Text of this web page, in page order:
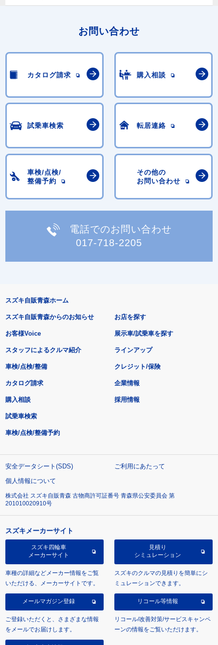
お問い合わせ
カタログ請求 購入相談
試乗車検索 転居連絡
車検/点検/
整備予約
その他の
お問い合わせ
電話でのお問い合わせ
017-718-2205
スズキ自販青森ホーム
スズキ自販青森からのお知らせ
お客様Voice
スタッフによるクルマ紹介
お店を探す
展示車/試乗車を探す
ラインアップ
車検/点検/整備 クレジット/保険
カタログ請求
購入相談
試乗車検索
車検/点検/整備予約
企業情報
採用情報
安全データシート(SDS)
ご利用にあたって
個人情報について
株式会社 スズキ自販青森 古物商許可証番号 青森県公安委員会 第
201010020910号
スズキメーカーサイト
スズキ四輪車
メーカーサイト
車種の詳細などメーカー情報をご覧
いただける、メーカーサイトです。
見積り
シミュレーション
スズキのクルマの見積りを簡単にシ
ミュレーションできます。
メールマガジン登録
ご登録いただくと、さまざまな情報
をメールでお届けします。
リコール等情報
リコール/改善対策/サービスキャンペ
ーンの情報をご覧いただけます。